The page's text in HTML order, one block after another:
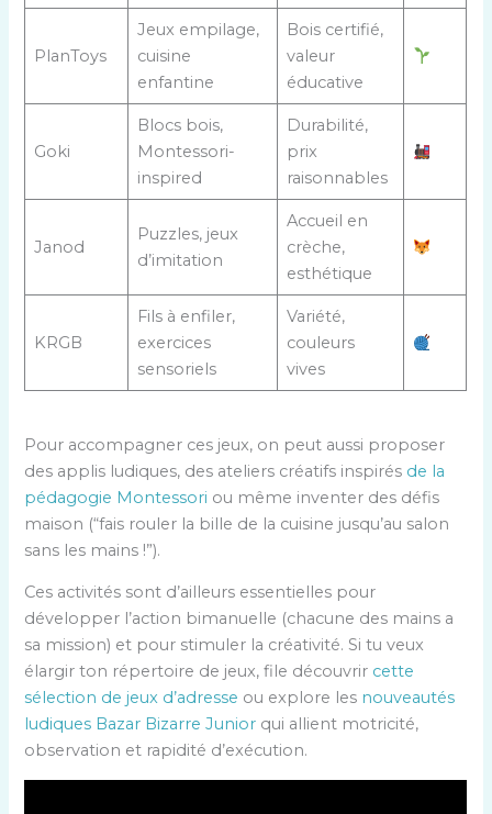
PlanToys
Jeux empilage,
cuisine
enfantine
Bois certifié,
valeur
éducative
Goki
Blocs bois,
Montessori-
inspired
Durabilité,
prix
raisonnables
Janod
Puzzles, jeux
d’imitation
Accueil en
crèche,
esthétique
KRGB
Fils à enfiler,
exercices
sensoriels
Variété,
couleurs
vives
Pour accompagner ces jeux, on peut aussi proposer
des applis ludiques, des ateliers créatifs inspirés de la
pédagogie Montessori ou même inventer des défis
maison (“fais rouler la bille de la cuisine jusqu’au salon
sans les mains !”).
Ces activités sont d’ailleurs essentielles pour
développer l’action bimanuelle (chacune des mains a
sa mission) et pour stimuler la créativité. Si tu veux
élargir ton répertoire de jeux, file découvrir cette
sélection de jeux d’adresse ou explore les nouveautés
ludiques Bazar Bizarre Junior qui allient motricité,
observation et rapidité d’exécution.